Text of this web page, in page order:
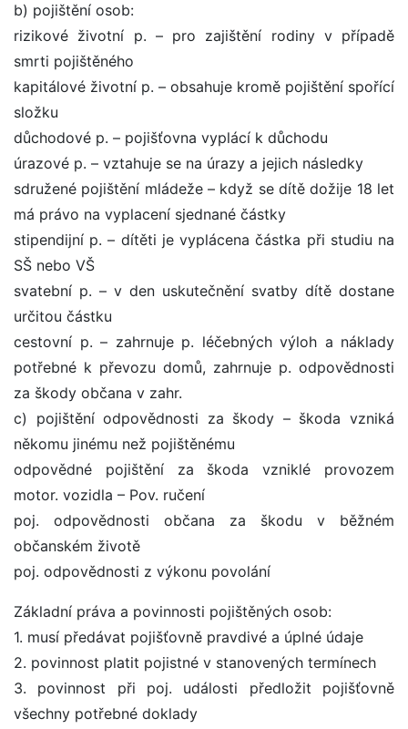
b) pojištění osob:
rizikové životní p. – pro zajištění rodiny v případě
smrti pojištěného
kapitálové životní p. – obsahuje kromě pojištění spořící
složku
důchodové p. – pojišťovna vyplácí k důchodu
úrazové p. – vztahuje se na úrazy a jejich následky
sdružené pojištění mládeže – když se dítě dožije 18 let
má právo na vyplacení sjednané částky
stipendijní p. – dítěti je vyplácena částka při studiu na
SŠ nebo VŠ
svatební p. – v den uskutečnění svatby dítě dostane
určitou částku
cestovní p. – zahrnuje p. léčebných výloh a náklady
potřebné k převozu domů, zahrnuje p. odpovědnosti
za škody občana v zahr.
c) pojištění odpovědnosti za škody – škoda vzniká
někomu jinému než pojištěnému
odpovědné pojištění za škoda vzniklé provozem
motor. vozidla – Pov. ručení
poj. odpovědnosti občana za škodu v běžném
občanském životě
poj. odpovědnosti z výkonu povolání
Základní práva a povinnosti pojištěných osob:
1. musí předávat pojišťovně pravdivé a úplné údaje
2. povinnost platit pojistné v stanovených termínech
3. povinnost při poj. události předložit pojišťovně
všechny potřebné doklady